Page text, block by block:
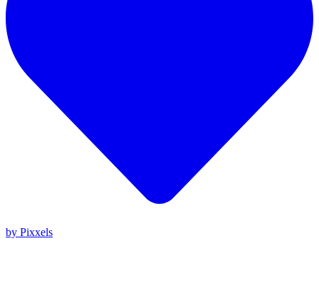
by Pixxels